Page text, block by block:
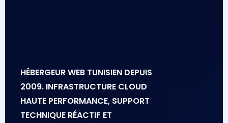
HÉBERGEUR WEB TUNISIEN DEPUIS
2009. INFRASTRUCTURE CLOUD
HAUTE PERFORMANCE, SUPPORT
TECHNIQUE RÉACTIF ET